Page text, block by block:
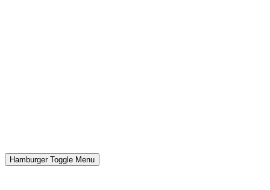
Hamburger Toggle Menu